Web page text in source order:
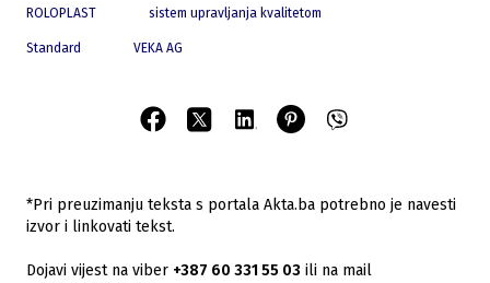
ROLOPLAST sistem upravljanja kvalitetom
Standard VEKA AG
*Pri preuzimanju teksta s portala Akta.ba potrebno je navesti
izvor i linkovati tekst.
Dojavi vijest na viber +387 60 331 55 03 ili na mail